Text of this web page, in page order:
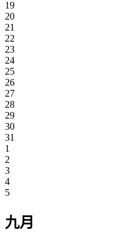
19
20
21
22
23
24
25
26
27
28
29
30
31
1
2
3
4
5
九月